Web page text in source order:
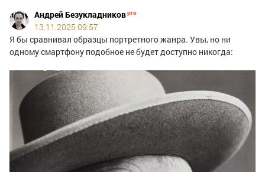
Андрей Безукладников
13.11.2025 09:57
Я бы сравнивал образцы портретного жанра. Увы, но ни
одному смартфону подобное не будет доступно никогда: